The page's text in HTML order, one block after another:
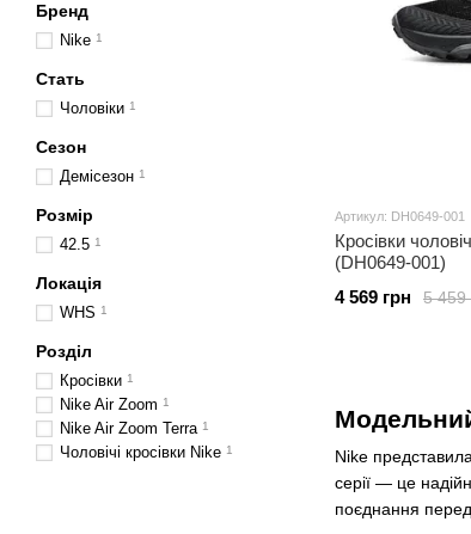
Nike представила
серії — це
поєднання
Артикул: DH0649-001
Кросівки
(DH0649-001)
5 459
4 569 грн
Бренд
Nike 1
Стать
Чоловіки 1
Сезон
Демісезон 1
Розмір
42.5 1
Локація
WHS 1
Розділ
Кросівки 1
Nike Air Zoom 1
Nike Air Zoom Terra 1
Чоловічі кросівки Nike 1